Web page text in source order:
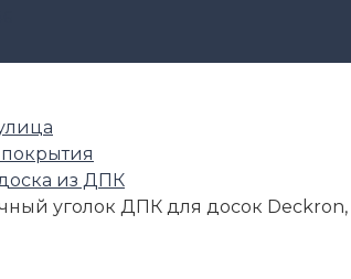
из ДПК
уголок ДПК для досок Deckron,